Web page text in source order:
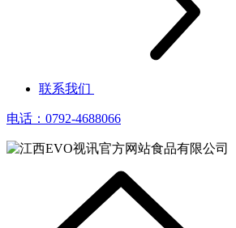
联系我们
电话：0792-4688066